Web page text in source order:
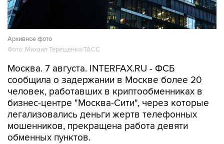
Архивное фото
Фото: Михаил Терещенко/ТАСС
Москва. 7 августа. INTERFAX.RU - ФСБ
сообщила о задержании в Москве более 20
человек, работавших в криптообменниках в
бизнес-центре "Москва-Сити", через которые
легализовались деньги жертв телефонных
мошенников, прекращена работа девяти
обменных пунктов.